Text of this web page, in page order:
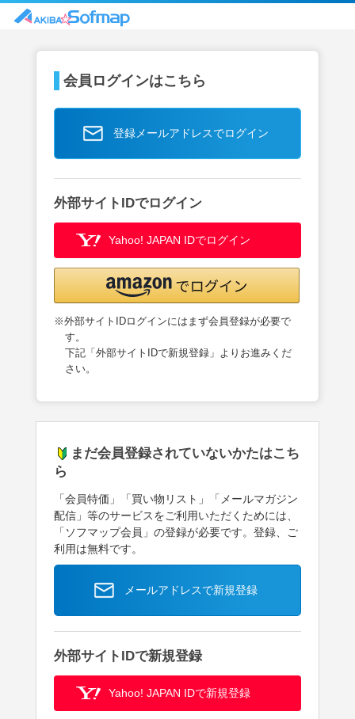
会員ログインはこちら
登録メールアドレスでログイン
外部サイトIDでログイン
Yahoo! JAPAN IDでログイン
※外部サイトIDログインにはまず会員登録が必要で
す。
下記「外部サイトIDで新規登録」よりお進みくだ
さい。
まだ会員登録されていないかたはこち
ら
「会員特価」「買い物リスト」「メールマガジン
配信」等のサービスをご利用いただくためには、
「ソフマップ会員」の登録が必要です。登録、ご
利用は無料です。
メールアドレスで新規登録
外部サイトIDで新規登録
Yahoo! JAPAN IDで新規登録